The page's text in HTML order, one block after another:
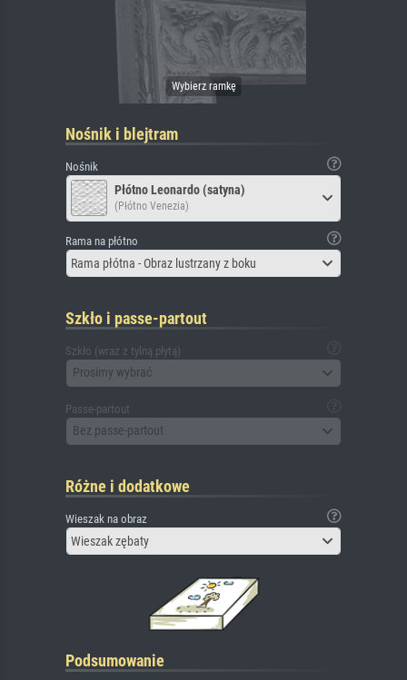
Nośnik i blejtram
Nośnik
Płótno Leonardo (satyna)
(Płótno Venezia)
Rama na płótno
Rama płótna - Obraz lustrzany z boku
Szkło i passe-partout
Szkło (wraz z tylną płytą)
Prosimy wybrać
Passe-partout
Bez passe-partout
Różne i dodatkowe
Wieszak na obraz
Wieszak zębaty
Podsumowanie